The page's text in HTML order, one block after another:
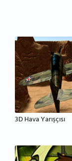
3D Hava Yarışçısı